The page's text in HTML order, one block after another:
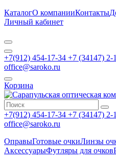
КаталогО компанииКонтакты
Личный кабинет
+7(912) 454-17-34 +7 (34147) 2-
office@saroko.ru
Корзина
+7(912) 454-17-34 +7 (34147) 2-
office@saroko.ru
ОправыГотовые очкиЛинзы
АксессуарыФутляры для очков